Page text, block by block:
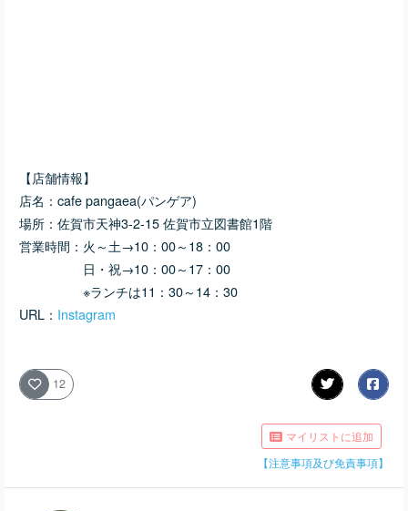
【店舗情報】
店名：cafe pangaea(パンゲア)
場所：佐賀市天神3-2-15 佐賀市立図書館1階
営業時間：火～土→10：00～18：00
日・祝→10：00～17：00
※ランチは11：30～14：30
URL： Instagram
12
マイリストに追加
【注意事項及び免責事項】